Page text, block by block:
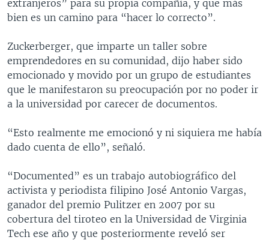
extranjeros” para su propia compañía, y que más
bien es un camino para “hacer lo correcto”.
Zuckerberger, que imparte un taller sobre
emprendedores en su comunidad, dijo haber sido
emocionado y movido por un grupo de estudiantes
que le manifestaron su preocupación por no poder ir
a la universidad por carecer de documentos.
“Esto realmente me emocionó y ni siquiera me había
dado cuenta de ello”, señaló.
“Documented” es un trabajo autobiográfico del
activista y periodista filipino José Antonio Vargas,
ganador del premio Pulitzer en 2007 por su
cobertura del tiroteo en la Universidad de Virginia
Tech ese año y que posteriormente reveló ser